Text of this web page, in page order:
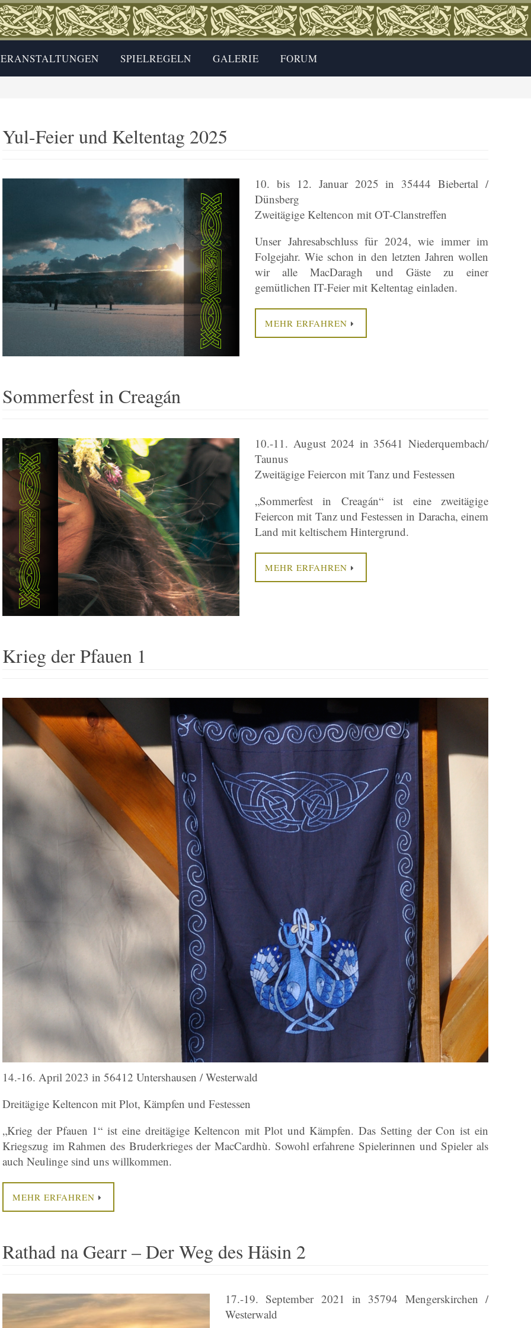
SPIELREGELN GALERIE FORUM
Yul-Feier und Keltentag 2025
10. bis 12. Januar 2025 in 35444 Biebertal /
Dünsberg
Zweitägige Keltencon mit OT-Clanstreffen
Unser Jahresabschluss für 2024, wie immer im
Folgejahr. Wie schon in den letzten Jahren wollen
wir alle MacDaragh und Gäste zu einer
gemütlichen IT-Feier mit Keltentag einladen.
MEHR ERFAHREN
Sommerfest in Creagán
10.-11. August 2024 in 35641 Niederquembach/
Taunus
Zweitägige Feiercon mit Tanz und Festessen
„Sommerfest in Creagán“ ist eine zweitägige
Feiercon mit Tanz und Festessen in Daracha, einem
Land mit keltischem Hintergrund.
MEHR ERFAHREN
Krieg der Pfauen 1
14.-16. April 2023 in 56412 Untershausen / Westerwald
Dreitägige Keltencon mit Plot, Kämpfen und Festessen
„Krieg der Pfauen 1“ ist eine dreitägige Keltencon mit Plot und Kämpfen. Das Setting der Con ist ein
Kriegszug im Rahmen des Bruderkrieges der MacCardhù. Sowohl erfahrene Spielerinnen und Spieler als
auch Neulinge sind uns willkommen.
MEHR ERFAHREN
Rathad na Gearr – Der Weg des Häsin 2
17.-19. September 2021 in 35794 Mengerskirchen /
Westerwald